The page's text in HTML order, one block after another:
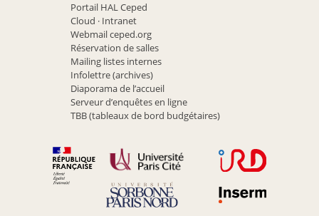
Portail HAL Ceped
Cloud ·Intranet
Webmail ceped.org
Réservation de salles
Mailing listes internes
Infolettre (archives)
Diaporama de l’accueil
Serveur d’enquêtes en ligne
TBB (tableaux de bord budgétaires)